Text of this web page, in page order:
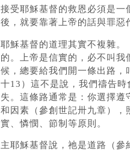
接受耶穌基督的救恩必須是一
後，就要靠著上帝的話與罪惡
耶穌基督的道理其實不複雜。
的。上帝是信實的，必不叫
候，總要給我們開一條出路，
十13）這不是說，我們禱告
失。這條路通常是：你選擇
和因素（參創世記卅九章），
實、憐憫、節制等原則。
主耶穌基督說，祂是道路（